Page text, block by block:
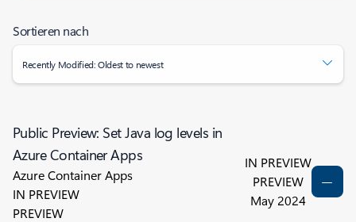
Sortieren nach
Recently Modified: Oldest to newest
Public Preview: Set Java log levels in
Azure Container Apps
Azure Container Apps
IN PREVIEW
PREVIEW
IN PREVIEW
PREVIEW
May 2024